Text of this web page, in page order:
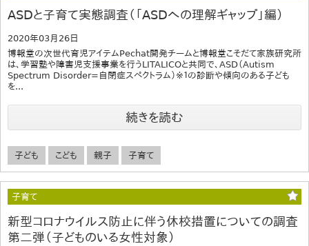
ASDと子育て実態調査（「ASDへの理解ギャップ」編）
2020年03月26日
博報堂の次世代育児アイテムPechat開発チームと博報堂こそだて家族研究所
は、学習塾や障害児支援事業を行うLITALICOと共同で、ASD（Autism
Spectrum Disorder=自閉症スペクトラム）※１の診断や傾向のある子ども
を...
続きを読む
子ども こども 親子 子育て
子育て
新型コロナウイルス防止に伴う休校措置についての調査
第二弾（子どものいる女性対象）